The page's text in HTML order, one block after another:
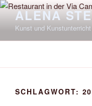
Zum
Inhalt
springen
ALENA
Kunst und Kunstunterricht
SCHLAGWORT: